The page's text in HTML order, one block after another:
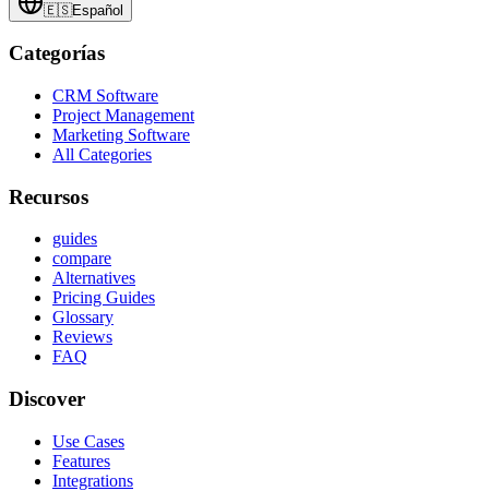
🇪🇸Español
Categorías
CRM Software
Project Management
Marketing Software
All Categories
Recursos
guides
compare
Alternatives
Pricing Guides
Glossary
Reviews
FAQ
Discover
Use Cases
Features
Integrations